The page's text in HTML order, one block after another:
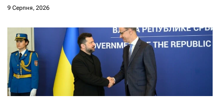
9 Серпня, 2026